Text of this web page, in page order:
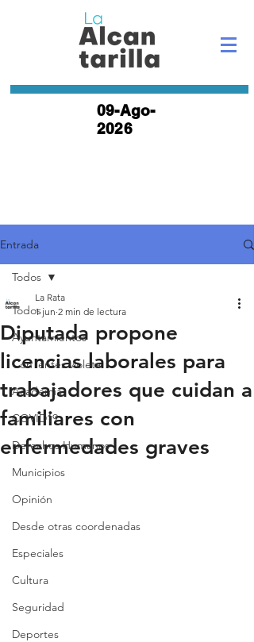
09-Ago-
2026
Entrada
Todos
Ayuntamientos
Con lentes violeta
Academia
COVID19
Derechos Humanos
Municipios
Opinión
Desde otras coordenadas
Especiales
Cultura
Seguridad
Deportes
Todos
Diputada propone
licencias laborales para
trabajadores que cuidan a
familiares con
enfermedades graves
La Rata
1 jun 2 min de lectura